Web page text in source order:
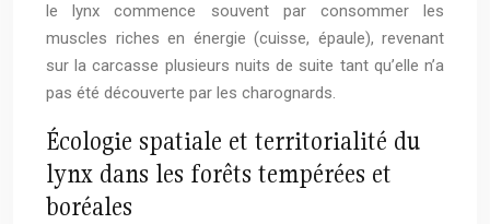
le lynx commence souvent par consommer les
muscles riches en énergie (cuisse, épaule), revenant
sur la carcasse plusieurs nuits de suite tant qu’elle n’a
pas été découverte par les charognards.
Écologie spatiale et territorialité du
lynx dans les forêts tempérées et
boréales